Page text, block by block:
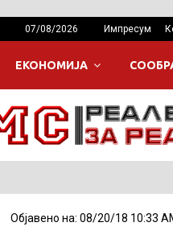
07/08/2026 Импресум
ЕКОНОМИЈА
Објавено на: 08/20/18 10:33